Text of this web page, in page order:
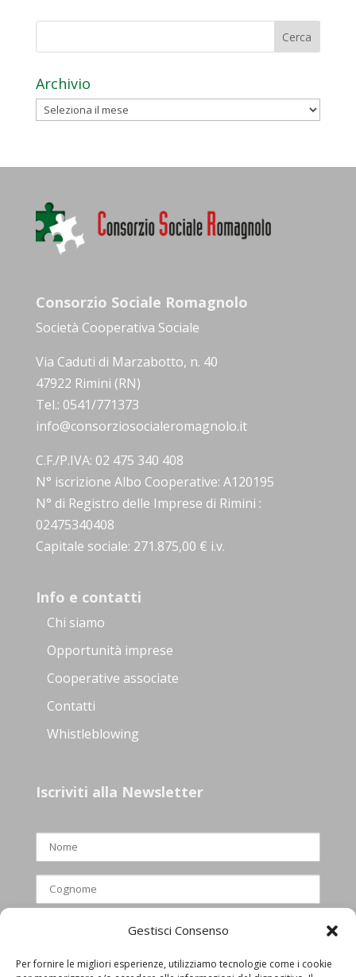
Gestisci Consenso
Per fornire le migliori esperienze, utilizziamo tecnologie come i cookie
Archivio
Archivio
Consorzio Sociale Romagnolo
Società Cooperativa Sociale
Via Caduti di Marzabotto, n. 40
47922 Rimini (RN)
Tel.: 0541/771373
info@consorziosocialeromagnolo.it
C.F./P.IVA: 02 475 340 408
N° iscrizione Albo Cooperative: A120195
N° di Registro delle Imprese di Rimini :
02475340408
Capitale sociale: 271.875,00 € i.v.
Info e contatti
Chi siamo
Opportunità imprese
Cooperative associate
Contatti
Whistleblowing
Iscriviti alla Newsletter